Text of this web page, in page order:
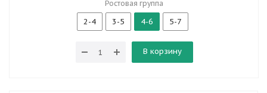
Ростовая группа
2-4 3-5 4-6 5-7
В корзину